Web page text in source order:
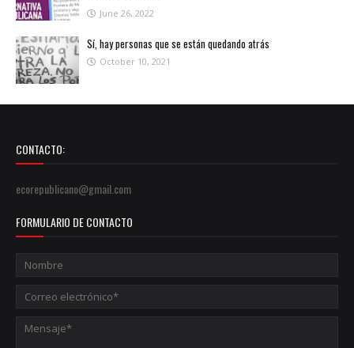
June 26, 2022
Sí, hay personas que se están quedando atrás
October 10, 2021
CONTACTO:
ecorepublicano@gmail.com
FORMULARIO DE CONTACTO